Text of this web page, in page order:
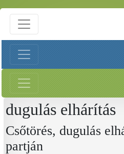
dugulás elhárítás
Csőtörés, dugulás
partján